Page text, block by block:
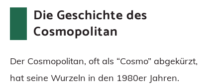
Die Geschichte des
Cosmopolitan
Der Cosmopolitan, oft als “Cosmo” abgekürzt,
hat seine Wurzeln in den 1980er Jahren.